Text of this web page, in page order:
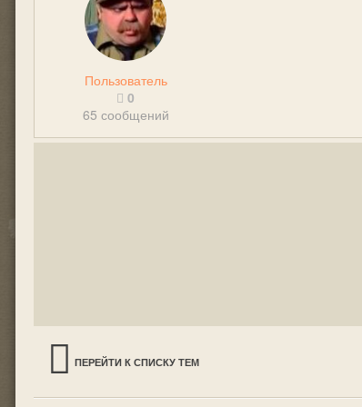
Пользователь
0
65 сообщений
ПЕРЕЙТИ К СПИСКУ ТЕМ